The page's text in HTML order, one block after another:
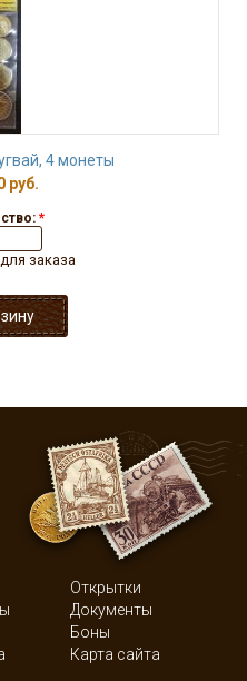
4 монеты
руб.
*
заказа
Открытки
Документы
Боны
Карта сайта